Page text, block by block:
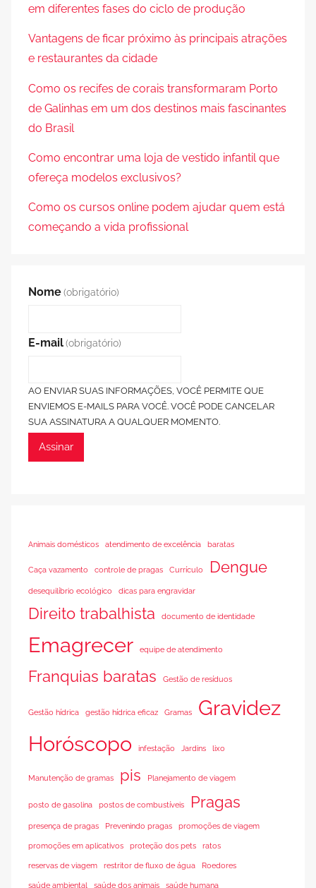
em diferentes fases do ciclo de produção
Vantagens de ficar próximo às principais atrações
e restaurantes da cidade
Como os recifes de corais transformaram Porto
de Galinhas em um dos destinos mais fascinantes
do Brasil
Como encontrar uma loja de vestido infantil que
ofereça modelos exclusivos?
Como os cursos online podem ajudar quem está
começando a vida profissional
Nome (obrigatório)
E-mail (obrigatório)
AO ENVIAR SUAS INFORMAÇÕES, VOCÊ PERMITE QUE
ENVIEMOS E-MAILS PARA VOCÊ. VOCÊ PODE CANCELAR
SUA ASSINATURA A QUALQUER MOMENTO.
Assinar
Animais domésticos atendimento de excelência baratas
Caça vazamento controle de pragas Currículo Dengue
desequilíbrio ecológico dicas para engravidar
Direito trabalhista documento de identidade
Emagrecer equipe de atendimento
Franquias baratas Gestão de resíduos
Gestão hídrica gestão hídrica eficaz Gramas
Gravidez
Horóscopo
infestação Jardins lixo
Manutenção de gramas pis Planejamento de viagem
posto de gasolina postos de combustíveis Pragas
presença de pragas Prevenindo pragas promoções de viagem
promoções em aplicativos proteção dos pets ratos
reservas de viagem restritor de fluxo de água Roedores
saúde ambiental saúde dos animais saúde humana